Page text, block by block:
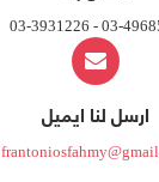
03-4968568 - 03-
ارسل لنا ايميل